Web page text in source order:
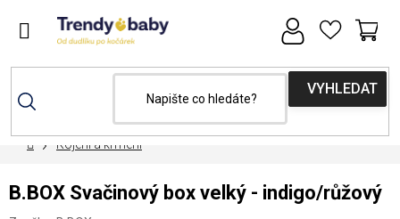
DomůKojení a krmení
B.BOX Svačinový box velký - indigo/růžový